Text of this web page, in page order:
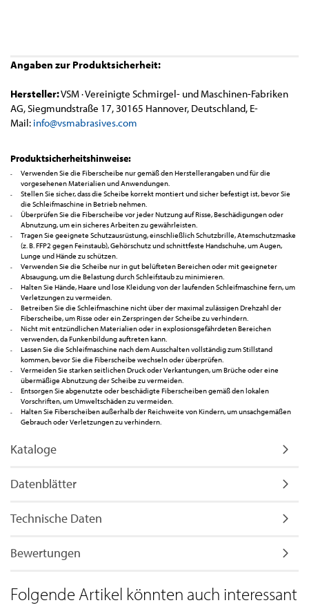
Angaben zur Produktsicherheit:
Hersteller:VSM · Vereinigte Schmirgel- und Maschinen-Fabriken
AG, Siegmundstraße 17, 30165 Hannover, Deutschland, E-
Mail: info@vsmabrasives.com
Produktsicherheitshinweise:
Verwenden Sie die Fiberscheibe nur gemäß den Herstellerangaben und für die
vorgesehenen Materialien und Anwendungen.
Stellen Sie sicher, dass die Scheibe korrekt montiert und sicher befestigt ist, bevor Sie
die Schleifmaschine in Betrieb nehmen.
Überprüfen Sie die Fiberscheibe vor jeder Nutzung auf Risse, Beschädigungen oder
Abnutzung, um ein sicheres Arbeiten zu gewährleisten.
Tragen Sie geeignete Schutzausrüstung, einschließlich Schutzbrille, Atemschutzmaske
(z. B. FFP2 gegen Feinstaub), Gehörschutz und schnittfeste Handschuhe, um Augen,
Lunge und Hände zu schützen.
Verwenden Sie die Scheibe nur in gut belüfteten Bereichen oder mit geeigneter
Absaugung, um die Belastung durch Schleifstaub zu minimieren.
Halten Sie Hände, Haare und lose Kleidung von der laufenden Schleifmaschine fern, um
Verletzungen zu vermeiden.
Betreiben Sie die Schleifmaschine nicht über der maximal zulässigen Drehzahl der
Fiberscheibe, um Risse oder ein Zerspringen der Scheibe zu verhindern.
Nicht mit entzündlichen Materialien oder in explosionsgefährdeten Bereichen
verwenden, da Funkenbildung auftreten kann.
Lassen Sie die Schleifmaschine nach dem Ausschalten vollständig zum Stillstand
kommen, bevor Sie die Fiberscheibe wechseln oder überprüfen.
Vermeiden Sie starken seitlichen Druck oder Verkantungen, um Brüche oder eine
übermäßige Abnutzung der Scheibe zu vermeiden.
Entsorgen Sie abgenutzte oder beschädigte Fiberscheiben gemäß den lokalen
Vorschriften, um Umweltschäden zu vermeiden.
Halten Sie Fiberscheiben außerhalb der Reichweite von Kindern, um unsachgemäßen
Gebrauch oder Verletzungen zu verhindern.
Kataloge
Datenblätter
Technische Daten
Bewertungen
Folgende Artikel könnten auch interessant